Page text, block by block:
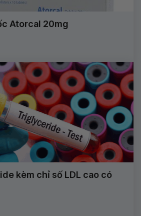
Atorcal 20mg
kèm chỉ số LDL cao có